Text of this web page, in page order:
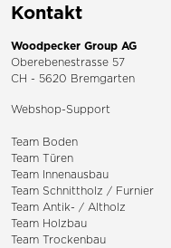
Kontakt
Woodpecker Group AG
Oberebenestrasse 57
CH - 5620 Bremgarten
Webshop-Support
Team Boden
Team Türen
Team Innenausbau
Team Schnittholz / Furnier
Team Antik- / Altholz
Team Holzbau
Team Trockenbau